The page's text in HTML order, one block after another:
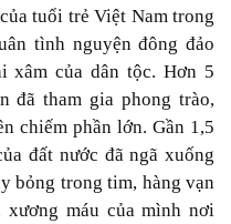
tuổi trẻ Việt Nam trong
tình nguyện đông đảo
xâm của dân tộc. Hơn 5
đã tham gia phong trào,
chiếm phần lớn. Gần 1,5
đất nước đã ngã xuống
bỏng trong tim, hàng vạn
máu của mình nơi